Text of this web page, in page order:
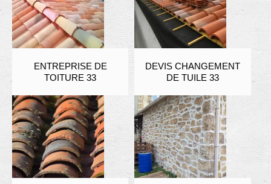
ENTREPRISE DE
TOITURE 33
DEVIS CHANGEMENT
DE TUILE 33